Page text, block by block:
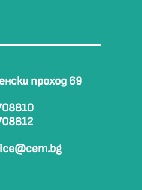
проход 69